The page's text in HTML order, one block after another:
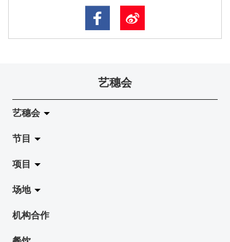
艺穗会
艺穗会
关于艺穗会
艺穗会的演化
使命与宗旨
艺穗会架构
节目
拉阔
展览
演出
项目
Jazz-Go-Central, Jazz-Go-Fringe
LPL
场地
陈丽玲划廊
机构合作